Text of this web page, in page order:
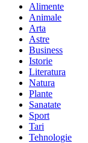
Alimente
Animale
Arta
Astre
Business
Istorie
Literatura
Natura
Plante
Sanatate
Sport
Tari
Tehnologie